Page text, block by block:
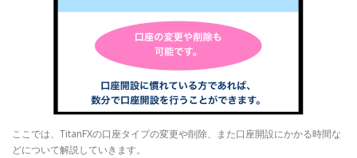
ここでは、TitanFXの口座タイプの変更や削除、また口座開設にかかる時間な
どについて解説していきます。